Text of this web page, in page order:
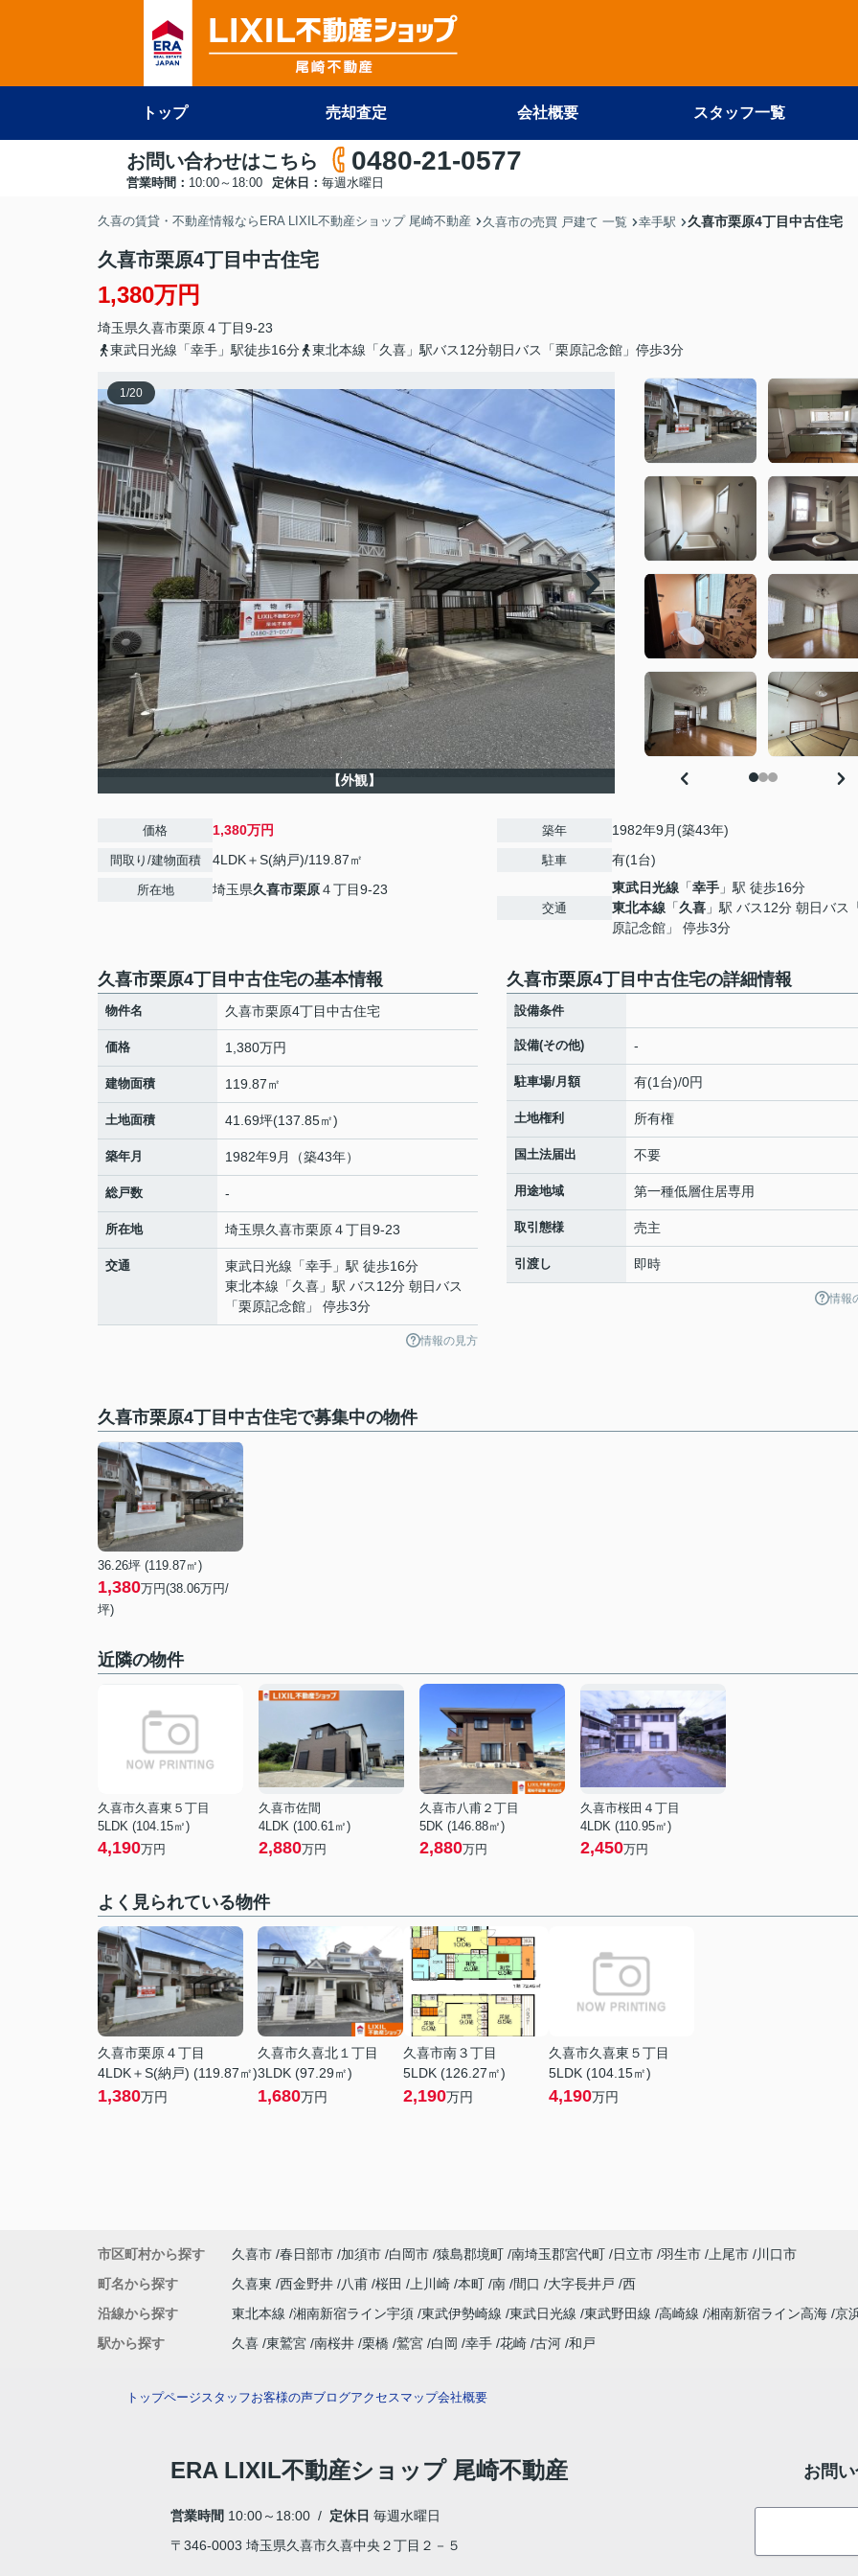
トップ 売却査定 会社概要 スタッフ一覧
お問い合わせはこちら 0480-21-0577
営業時間： 10:00～18:00 定休日： 毎週水曜日
久喜の賃貸・不動産情報ならERA LIXIL不動産ショップ 尾崎不動産 久喜市の売買 戸建て 一覧 幸手駅 久喜市栗原4丁目中古住宅
久喜市栗原4丁目中古住宅
1,380万円
埼玉県久喜市栗原４丁目9-23
東武日光線「幸手」駅徒歩16分
東北本線「久喜」駅バス12分朝日バス「栗原記念館」停歩3分
1/20
【外観】
価格 1,380万円
間取り/建物面積 4LDK＋S(納戸)/119.87㎡
所在地 埼玉県久喜市栗原４丁目9-23
築年 1982年9月(築43年)
駐車 有(1台)
交通
東武日光線 「幸手 」駅 徒歩16分
東北本線 「久喜 」駅 バス12分 朝日バス
原記念館」 停歩3分
久喜市栗原4丁目中古住宅の基本情報
物件名 久喜市栗原4丁目中古住宅
価格 1,380万円
建物面積 119.87㎡
土地面積 41.69坪(137.85㎡)
築年月 1982年9月（築43年）
総戸数 -
所在地 埼玉県久喜市栗原４丁目9-23
交通 東武日光線 「幸手 」駅 徒歩16分
東北本線 「久喜 」駅 バス12分 朝日バス
「栗原記念館」 停歩3分
情報の見方
久喜市栗原4丁目中古住宅の詳細情報
設備条件
設備(その他) -
駐車場/月額 有(1台)/0円
土地権利 所有権
国土法届出 不要
用途地域 第一種低層住居専用
取引態様 売主
引渡し 即時
情報
久喜市栗原4丁目中古住宅で募集中の物件
36.26坪 (119.87㎡)
1,380万円(38.06万円/
坪)
近隣の物件
久喜市久喜東５丁目
5LDK (104.15㎡)
4,190万円
久喜市佐間
4LDK (100.61㎡)
2,880万円
久喜市八甫２丁目
5DK (146.88㎡)
2,880万円
久喜市桜田４丁目
4LDK (110.95㎡)
2,450万円
よく見られている物件
久喜市栗原４丁目
4LDK＋S(納戸) (119.87㎡)
1,380万円
久喜市久喜北１丁目
3LDK (97.29㎡)
1,680万円
久喜市南３丁目
5LDK (126.27㎡)
2,190万円
久喜市久喜東５丁目
5LDK (104.15㎡)
4,190万円
市区町村から探す 久喜市 春日部市 加須市 白岡市 猿島郡境町 南埼玉郡宮代町 日立市 羽生市 上尾市
川口市
町名から探す
久喜東 西金野井 八甫 桜田 上川崎 本町 南 間口 大字長井戸 西
沿線から探す
東北本線 湘南新宿ライン宇須 東武伊勢崎線 東武日光線 東武野田線 高崎線 湘南新宿ライン高海 京
駅から探す
久喜 東鷲宮 南桜井 栗橋 鷲宮 白岡 幸手 花崎 古河 和戸
トップページスタッフお客様の声ブログアクセスマップ会社概要
ERA LIXIL不動産ショップ 尾崎不動産
営業時間 10:00～18:00 / 定休日 毎週水曜日
〒346-0003 埼玉県久喜市久喜中央２丁目２－５
お問